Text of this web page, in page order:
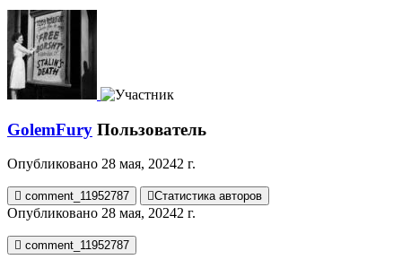
GolemFury Пользователь
Опубликовано 28 мая, 20242 г.
comment_11952787 Статистика авторов
Опубликовано 28 мая, 20242 г.
comment_11952787